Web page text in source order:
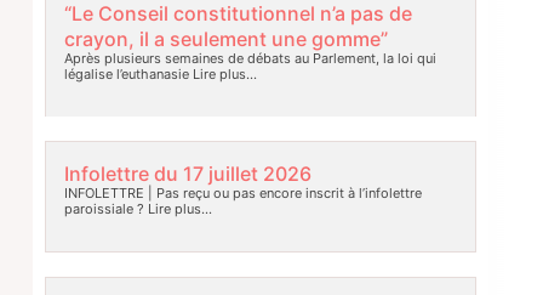
“Le Conseil constitutionnel n’a pas de
crayon, il a seulement une gomme”
Après plusieurs semaines de débats au Parlement, la loi qui
légalise l’euthanasieLire plus…
Infolettre du 17 juillet 2026
INFOLETTRE | Pas reçu ou pas encore inscrit à l’infolettre
paroissiale ? Lire plus…